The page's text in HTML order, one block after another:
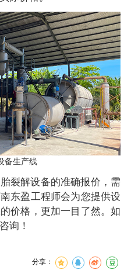
备生产线
裂解设备的准确报价，需
东盈工程师会为您提供设
价格，更加一目了然。如
询！
分享：